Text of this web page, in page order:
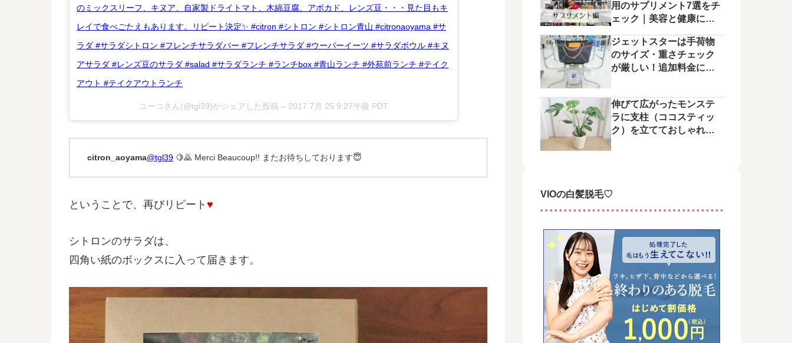
のミックスリーフ、キヌア、自家製ドライトマト、木綿豆腐、アボカド、レンズ豆・・・見た目もキ
レイで食べごたえもあります。リピート決定✨ #citron #シトロン #シトロン青山 #citronaoyama #サ
ラダ #サラダシトロン #フレンチサラダバー #フレンチサラダ #ウーバーイーツ #サラダボウル #キヌ
アサラダ #レンズ豆のサラダ #salad #サラダランチ #ランチbox #青山ランチ #外苑前ランチ #テイク
アウト #テイクアウトランチ
ユーコさん(@tgl39)がシェアした投稿 – 2017 7月 25 9:27午後 PDT
citron_aoyama@tgl39 🍋🙇 Merci Beaucoup!! またお待ちしております😇
ということで、再びリピート ♥
シトロンのサラダは、
四角い紙のボックスに入って届きます。
用のサプリメント7選をチ
ェック｜美容と健康に役
ジェットスターは手荷物
のサイズ・重さチェック
が厳しい！追加料金にご
伸びて広がったモンステ
ラに支柱（ココスティッ
ク）を立てておしゃれに
VIOの白髪脱毛♡